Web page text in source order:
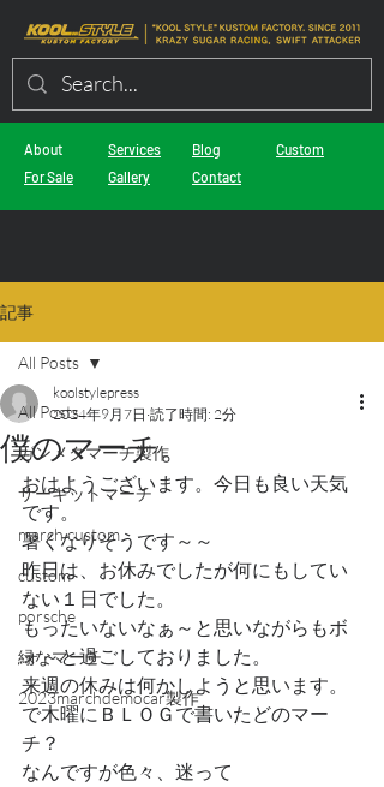
About
For Sale
Services
Gallery
Blog
Contact
Custom
記事
All Posts
ガンメタマーチ製作
サーキットマーチ
march custom
custom
porsche
緑なマーチ
2023marchdemocar製作
All Posts
僕のマーチ。
koolstylepress
2024年9月7日 読了時間: 2分
おはようございます。今日も良い天気
です。
暑くなりそうです～～
昨日は、お休みでしたが何にもしてい
ない１日でした。
もったいないなぁ～と思いながらもボ
ォ～と過ごしておりました。
来週の休みは何かしようと思います。
で木曜にＢＬＯＧで書いたどのマー
チ？
なんですが色々、迷って